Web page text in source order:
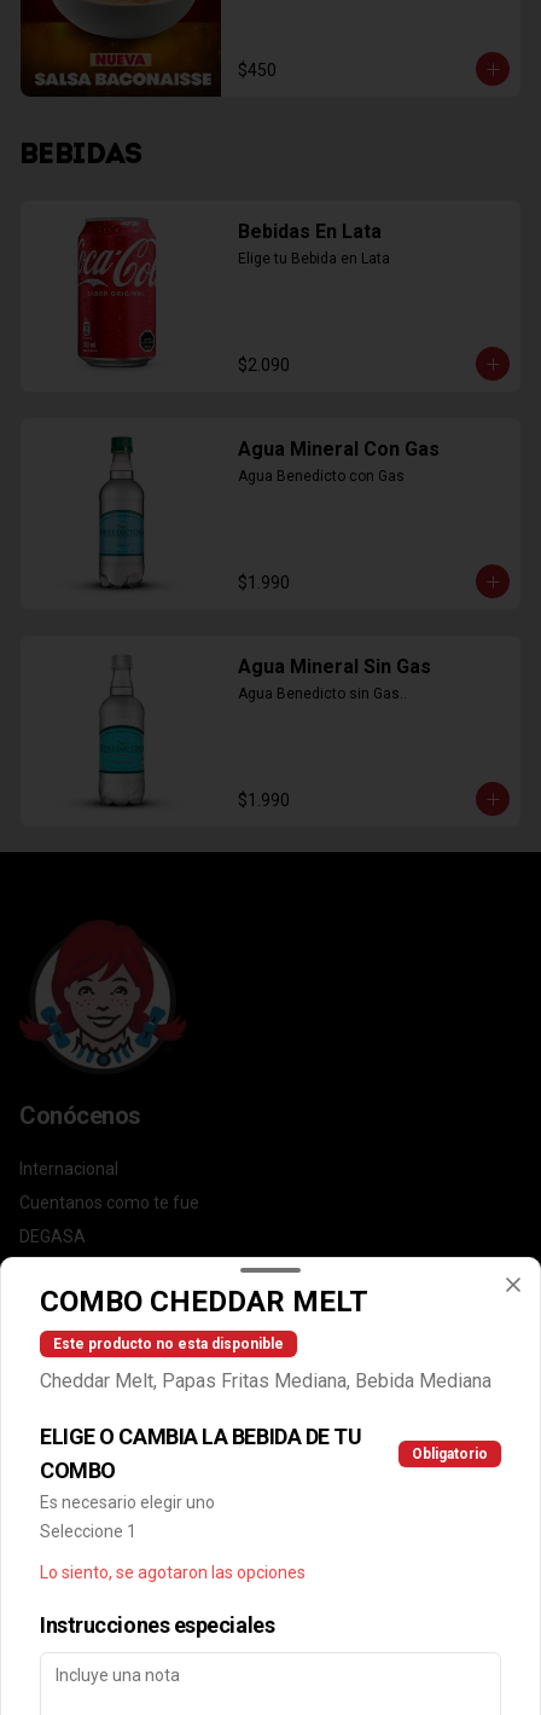
$450
BEBIDAS
Bebidas En Lata
Elige tu Bebida en Lata
$2.090
Agua Mineral Con Gas
Agua Benedicto con Gas
$1.990
Agua Mineral Sin Gas
Agua Benedicto sin Gas..
$1.990
Conócenos
Internacional
Cuentanos como te fue
DEGASA
Escríbenos por WhatsApp: +56950183243
serviciocliente@wendys.cl
Locales
Política de privacidad
Redes sociales
Facebook
Mi cuenta
COMBO CHEDDAR MELT
Este producto no esta disponible
Cheddar Melt, Papas Fritas Mediana, Bebida Mediana
ELIGE O CAMBIA LA BEBIDA DE TU
COMBO
Obligatorio
Es necesario elegir uno
Seleccione 1
Lo siento, se agotaron las opciones
Instrucciones especiales